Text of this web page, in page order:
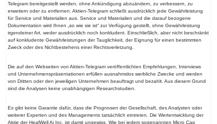
Telegram bereitgestellt werden, ohne Ankündigung abzuändern, zu verbessern, zu
erweitern oder zu entfernen. Aktien-Telegram schließt ausdrücklich jede Gewährleistung
für Service und Materialien aus. Service und Materialien und die darauf bezogene
Dokumentation wird Ihnen „so wie sie ist“ zur Verfügung gestellt, ohne Gewährleistung
irgendeiner Art, weder ausdrücklich noch konkludent. Einschließlich, aber nicht beschränkt
auf konkludente Gewährleistungen der Tauglichkeit, der Eignung für einen bestimmten
Zweck oder des Nichtbestehens einer Rechtsverletzung.
Die auf den Webseiten von Aktien-Telegram veröffentlichten Empfehlungen, Interviews
und Unternehmenspräsentationen erfüllen ausnahmslos werbliche Zwecke und werden
von Dritten oder den jeweiligen Unternehmen beauftragt und bezahlt. Aus diesem Grund
sind die Analysen keine unabhängigen Researchstudien.
Es gibt keine Garantie dafür, dass die Prognosen der Gesellschaft, des Analysten oder
weiterer Experten und des Managements tatsächlich eintreten. Die Wertentwicklung der
Aktie der HealWell Ai Inc. ist damit ungewiss. Wie bei jedem sogenannten Micro Cap